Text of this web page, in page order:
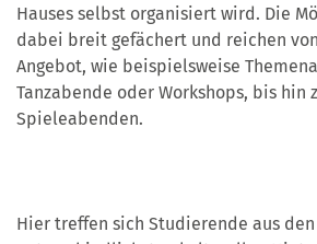
Hauses selbst organisiert wird. Die
dabei breit gefächert und reichen
Angebot, wie beispielsweise
Tanzabende oder Workshops, bis hin
Spieleabenden.
Hier treffen sich Studierende aus den